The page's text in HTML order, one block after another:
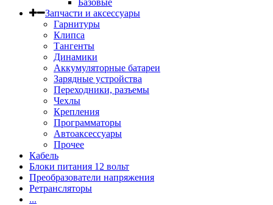
Базовые
Запчасти и аксессуары
Гарнитуры
Клипса
Тангенты
Динамики
Аккумуляторные батареи
Зарядные устройства
Переходники, разъемы
Чехлы
Крепления
Программаторы
Автоаксессуары
Прочее
Кабель
Блоки питания 12 вольт
Преобразователи напряжения
Ретрансляторы
...